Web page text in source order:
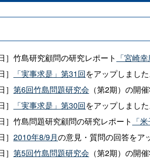
］竹島研究顧問の研究レポート 「宮崎
「実事求是」第31回をアップしまし
第6回竹島問題研究会 （第2期）の開
「実事求是」第30回をアップしまし
］竹島問題研究顧問の研究レポート 「
2010年8/9月の意見・質問の回答をア
第5回竹島問題研究会 （第2期）の開